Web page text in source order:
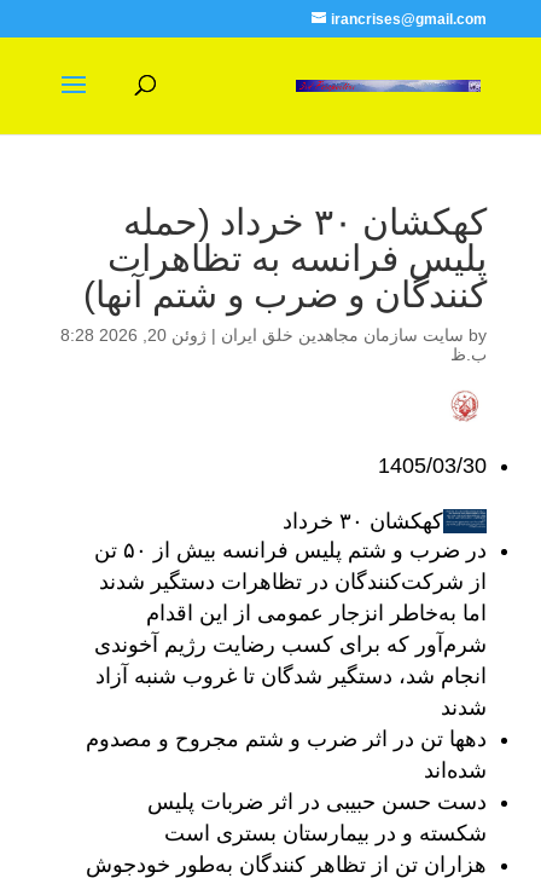
irancrises@gmail.com
کهکشان ۳۰ خرداد (حمله
پلیس فرانسه به تظاهرات
کنندگان و ضرب و شتم آنها)
by سایت سازمان مجاهدین خلق ایران |
ژوئن 20, 2026 8:28
ب.ظ
1405/03/30
کهکشان ۳۰ خرداد
در ضرب و شتم پلیس فرانسه بیش از ۵۰ تن
از شرکت‌کنندگان در تظاهرات دستگیر شدند
اما به‌خاطر انزجار عمومی از این اقدام
شرم‌آور که برای کسب رضایت رژیم آخوندی
انجام شد، دستگیر شدگان تا غروب شنبه آزاد
شدند
دهها تن در اثر ضرب و شتم مجروح و مصدوم
شده‌اند
دست حسن حبیبی در اثر ضربات پلیس
شکسته و در بیمارستان بستری است
هزاران تن از تظاهر کنندگان به‌طور خودجوش